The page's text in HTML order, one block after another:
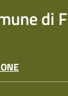
di